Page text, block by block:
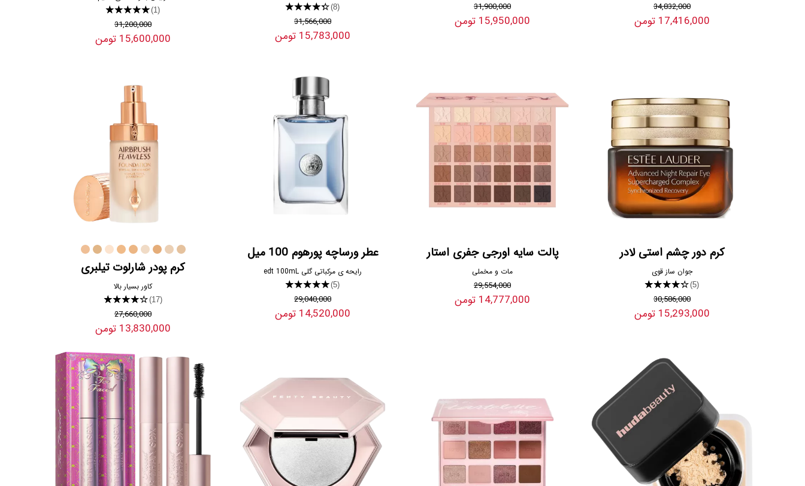
34,832,000
17,416,000 تومن
31,900,000
15,950,000 تومن
★★★★★(8)
31,566,000
15,783,000 تومن
★★★★★(1)
31,200,000
15,600,000 تومن
کرم دور چشم استی لادر
جوان ساز قوی
★★★★★(5)
30,586,000
15,293,000 تومن
پالت سایه اورجی جفری استار
مات و مخملی
29,554,000
14,777,000 تومن
عطر ورساچه پورهوم 100 میل
رایحه ی مرکباتی گلی edt 100mL
★★★★★(5)
29,040,000
14,520,000 تومن
کرم پودر شارلوت تیلبری
کاور بسیار بالا
★★★★★(17)
27,660,000
13,830,000 تومن